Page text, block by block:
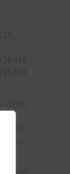
448
458
20300,